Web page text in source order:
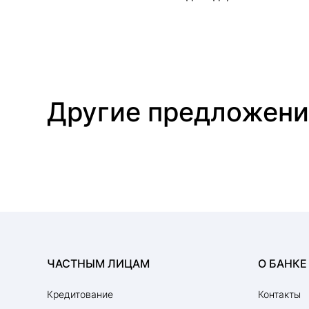
Другие
Ипотека на строительство
ЧАСТНЫМ ЛИЦАМ
Кредитование
О БАНКЕ
Контакты